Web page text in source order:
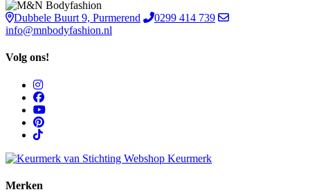
Dubbele Buurt 9, Purmerend
0299 414 739
info@mnbodyfashion.nl
Volg ons!
Merken